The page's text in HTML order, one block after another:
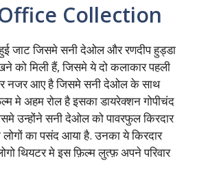
Collection
जाट जिसमे सनी देओल और रणदीप हुड्डा
को मिली हैं, जिसमे ये दो कलाकार पहली
नजर आए है जिसमे सनी देओल के साथ
मे अहम रोल है इसका डायरेक्शन गोपीचंद
उन्होंने सनी देओल को पावरफुल किरदार
का पसंद आया है. उनका ये किरदार
थियटर मे इस फ़िल्म लुत्फ़ अपने परिवार